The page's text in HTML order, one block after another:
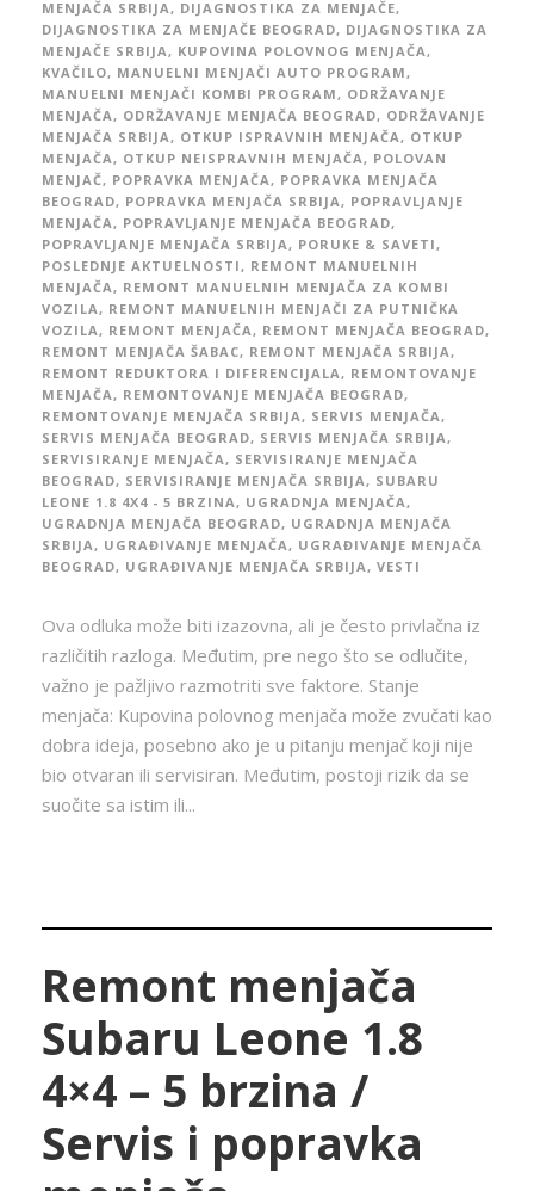
MENJAČA SRBIJA , DIJAGNOSTIKA ZA MENJAČE,
DIJAGNOSTIKA ZA MENJAČE BEOGRAD, DIJAGNOSTIKA ZA
MENJAČE SRBIJA , KUPOVINA POLOVNOG MENJAČA ,
KVAČILO, MANUELNI MENJAČI AUTO PROGRAM ,
MANUELNI MENJAČI KOMBI PROGRAM , ODRŽAVANJE
MENJAČA , ODRŽAVANJE MENJAČA BEOGRAD, ODRŽAVANJE
MENJAČA SRBIJA , OTKUP ISPRAVNIH MENJAČA , OTKUP
MENJAČA , OTKUP NEISPRAVNIH MENJAČA , POLOVAN
MENJAČ, POPRAVKA MENJAČA , POPRAVKA MENJAČA
BEOGRAD, POPRAVKA MENJAČA SRBIJA , POPRAVLJANJE
MENJAČA , POPRAVLJANJE MENJAČA BEOGRAD,
POPRAVLJANJE MENJAČA SRBIJA , PORUKE & SAVETI ,
POSLEDNJE AKTUELNOSTI , REMONT MANUELNIH
MENJAČA , REMONT MANUELNIH MENJAČA ZA KOMBI
VOZILA , REMONT MANUELNIH MENJAČI ZA PUTNIČKA
VOZILA , REMONT MENJAČA , REMONT MENJAČA BEOGRAD,
REMONT MENJAČA ŠABAC, REMONT MENJAČA SRBIJA ,
REMONT REDUKTORA I DIFERENCIJALA , REMONTOVANJE
MENJAČA , REMONTOVANJE MENJAČA BEOGRAD,
REMONTOVANJE MENJAČA SRBIJA , SERVIS MENJAČA ,
SERVIS MENJAČA BEOGRAD, SERVIS MENJAČA SRBIJA ,
SERVISIRANJE MENJAČA , SERVISIRANJE MENJAČA
BEOGRAD, SERVISIRANJE MENJAČA SRBIJA , SUBARU
LEONE 1.8 4X4 - 5 BRZINA , UGRADNJA MENJAČA ,
UGRADNJA MENJAČA BEOGRAD, UGRADNJA MENJAČA
SRBIJA , UGRAĐIVANJE MENJAČA , UGRAĐIVANJE MENJAČA
BEOGRAD, UGRAĐIVANJE MENJAČA SRBIJA , VESTI
Ova odluka može biti izazovna, ali je često privlačna iz
različitih razloga. Međutim, pre nego što se odlučite,
važno je pažljivo razmotriti sve faktore. Stanje
menjača: Kupovina polovnog menjača može zvučati kao
dobra ideja, posebno ako je u pitanju menjač koji nije
bio otvaran ili servisiran. Međutim, postoji rizik da se
suočite sa istim ili...
Remont menjača
Subaru Leone 1.8
4×4 – 5 brzina /
Servis i popravka